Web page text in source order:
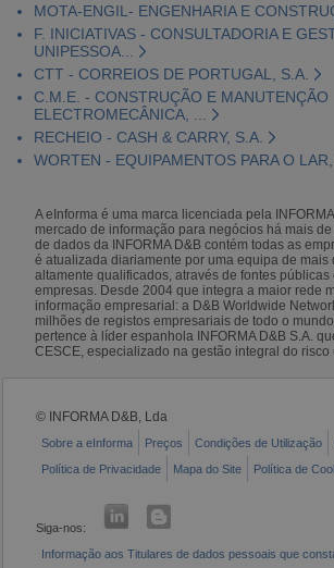
MOTA-ENGIL- ENGENHARIA E
F. INICIATIVAS - CONSULTADORIA E
UNIPESSOA...
CTT - CORREIOS DE PORTUGAL, S.A.
C.M.E. - CONSTRUÇÃO E MANUTENÇÃO
ELECTROMECÂNICA, ...
RECHEIO - CASH & CARRY, S.A.
WORTEN - EQUIPAMENTOS PARA O LAR,
A eInforma é uma marca licenciada pela
mercado de informação para negócios há mais de
de dados da INFORMA D&B contém todas as
é atualizada diariamente por uma equipa de mais
altamente qualificados, através de fontes públicas
empresas. Desde 2004 que integra a maior rede
informação empresarial: a D&B Worldwide
milhões de registos empresariais de todo o
pertence à líder espanhola INFORMA D&B S.A.
CESCE, especializado na gestão integral do risco
© INFORMA D&B, Lda
Sobre a eInforma Preços Condições de Utilização
Política de Privacidade
Mapa do Site Política de
Siga-nos:
Informação aos Titulares de dados pessoais que